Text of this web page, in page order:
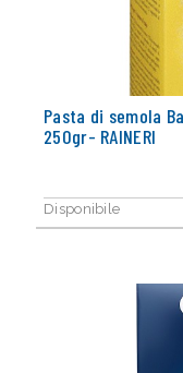
Pasta di semola
250gr- RAINERI
Disponibile